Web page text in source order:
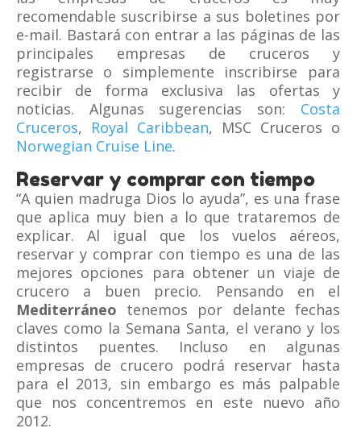
recomendable suscribirse a sus boletines por
e-mail. Bastará con entrar a las páginas de las
principales empresas de cruceros y
registrarse o simplemente inscribirse para
recibir de forma exclusiva las ofertas y
noticias. Algunas sugerencias son: Costa
Cruceros, Royal Caribbean, MSC Cruceros o
Norwegian Cruise Line.
Reservar y comprar con tiempo
“A quien madruga Dios lo ayuda”, es una frase
que aplica muy bien a lo que trataremos de
explicar. Al igual que los vuelos aéreos,
reservar y comprar con tiempo es una de las
mejores opciones para obtener un viaje de
crucero a buen precio. Pensando en el
Mediterráneo tenemos por delante fechas
claves como la Semana Santa, el verano y los
distintos puentes. Incluso en algunas
empresas de crucero podrá reservar hasta
para el 2013, sin embargo es más palpable
que nos concentremos en este nuevo año
2012.